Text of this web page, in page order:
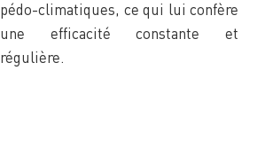
pédo-climatiques, ce qui lui confère
une efficacité constante et
régulière.